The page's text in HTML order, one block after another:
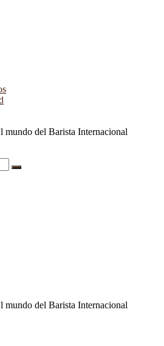
mundo del Barista Internacional
mundo del Barista Internacional